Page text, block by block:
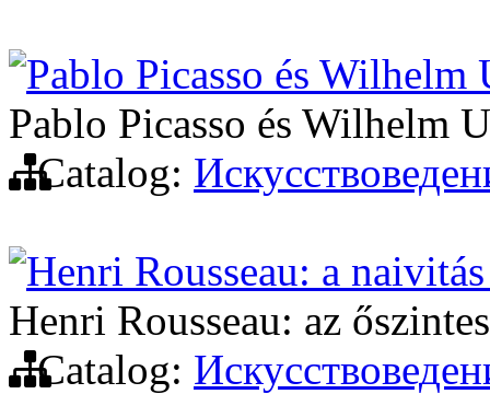
Pablo Picasso és Wilhelm
Pablo Picasso és Wilhelm
Catalog:
Henri Rousseau: a
Henri Rousseau: az
Catalog: